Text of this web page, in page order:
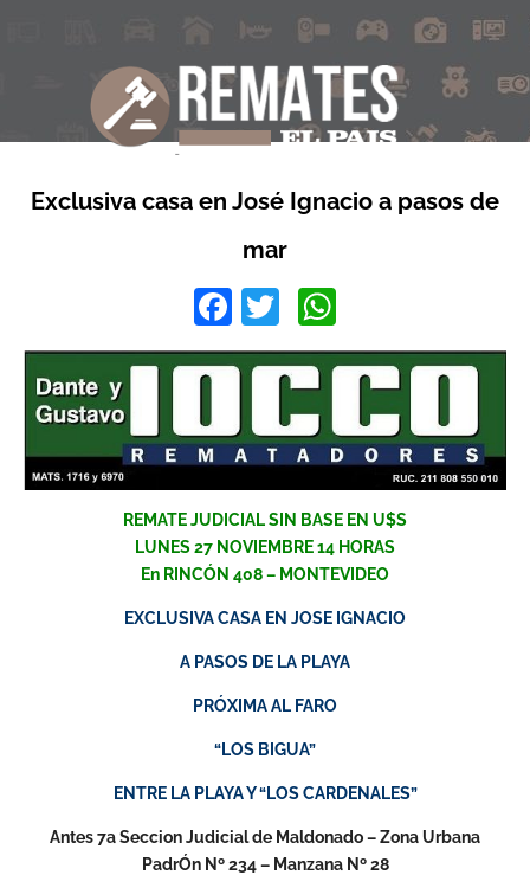
Exclusiva casa en José Ignacio a pasos de
mar
Facebook
Twitter
REMATE JUDICIAL SIN BASE EN U$S
LUNES 27 NOVIEMBRE 14 HORAS
En RINCÓN 408 – MONTEVIDEO
EXCLUSIVA CASA EN JOSE IGNACIO
A PASOS DE LA PLAYA
PRÓXIMA AL FARO
“LOS BIGUA”
ENTRE LA PLAYA Y “LOS CARDENALES”
Antes 7a Seccion Judicial de Maldonado – Zona Urbana
PadrÓn Nº 234 – Manzana Nº 28